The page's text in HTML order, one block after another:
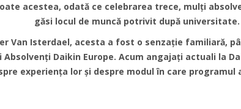
acestea, odată ce celebrarea trece, mulți
găsi locul de muncă potrivit după universitate.
Van Isterdael, acesta a fost o senzație familiară,
Daikin Europe. Acum angajați actuali la
experiența lor și despre modul în care